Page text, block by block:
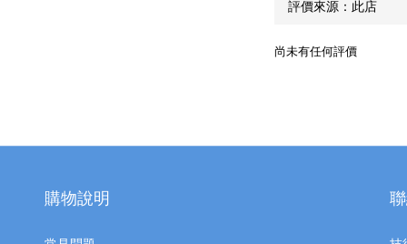
尚未有任何評價
購物說明